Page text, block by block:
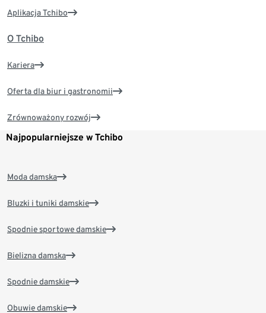
Aplikacja Tchibo
O Tchibo
Kariera
Oferta dla biur i gastronomii
Zrównoważony rozwój
Najpopularniejsze w Tchibo
Moda damska
Bluzki i tuniki damskie
Spodnie sportowe damskie
Bielizna damska
Spodnie damskie
Obuwie damskie